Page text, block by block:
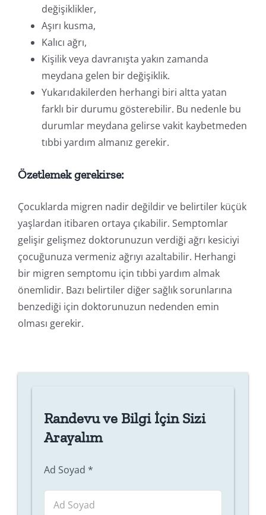
değişiklikler,
Aşırı kusma,
Kalıcı ağrı,
Kişilik veya davranışta yakın zamanda
meydana gelen bir değişiklik.
Yukarıdakilerden herhangi biri altta yatan
farklı bir durumu gösterebilir. Bu nedenle bu
durumlar meydana gelirse vakit kaybetmeden
tıbbi yardım almanız gerekir.
Özetlemek gerekirse:
Çocuklarda migren nadir değildir ve belirtiler küçük
yaşlardan itibaren ortaya çıkabilir. Semptomlar
gelişir gelişmez doktorunuzun verdiği ağrı kesiciyi
çocuğunuza vermeniz ağrıyı azaltabilir. Herhangi
bir migren semptomu için tıbbi yardım almak
önemlidir. Bazı belirtiler diğer sağlık sorunlarına
benzediği için doktorunuzun nedenden emin
olması gerekir.
Randevu ve Bilgi İçin Sizi
Arayalım
Ad Soyad *